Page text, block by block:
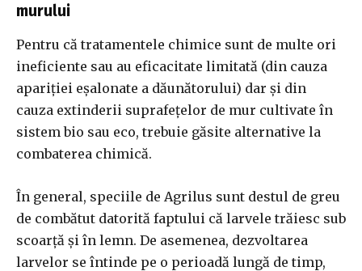
murului
Pentru că tratamentele chimice sunt de multe ori
ineficiente sau au eficacitate limitată (din cauza
apariției eșalonate a dăunătorului) dar și din
cauza extinderii suprafețelor de mur cultivate în
sistem bio sau eco, trebuie găsite alternative la
combaterea chimică.
În general, speciile de Agrilus sunt destul de greu
de combătut datorită faptului că larvele trăiesc sub
scoarță și în lemn. De asemenea, dezvoltarea
larvelor se întinde pe o perioadă lungă de timp,